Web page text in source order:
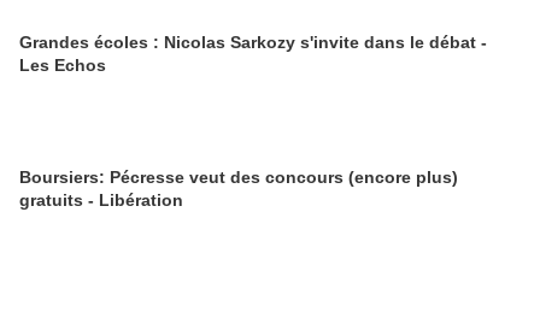
Grandes écoles : Nicolas Sarkozy s'invite dans le débat -
Les Echos
Boursiers: Pécresse veut des concours (encore plus)
gratuits - Libération